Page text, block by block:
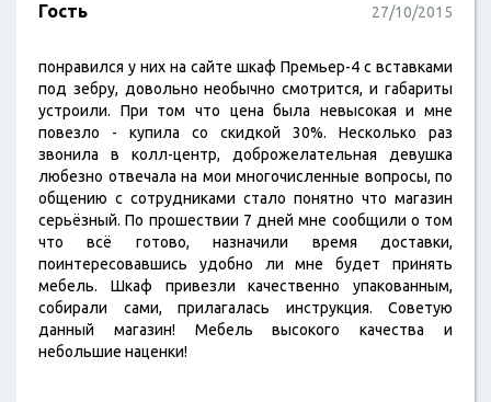
Гость 27/10/2015
понравился у них на сайте шкаф Премьер-4 с вставками
под зебру, довольно необычно смотрится, и габариты
устроили. При том что цена была невысокая и мне
повезло - купила со скидкой 30%. Несколько раз
звонила в колл-центр, доброжелательная девушка
любезно отвечала на мои многочисленные вопросы, по
общению с сотрудниками стало понятно что магазин
серьёзный. По прошествии 7 дней мне сообщили о том
что всё готово, назначили время доставки,
поинтересовавшись удобно ли мне будет принять
мебель. Шкаф привезли качественно упакованным,
собирали сами, прилагалась инструкция. Советую
данный магазин! Мебель высокого качества и
небольшие наценки!